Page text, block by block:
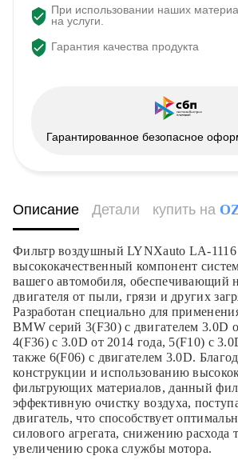
При использовании наших
на услуги.
Гарантия качества продукта
Гарантированное безопасное
Описание Детали купить на
Фильтр воздушный LYNXauto LA-
высококачественный компонент
вашего автомобиля, обеспечивающий
двигателя от пыли, грязи и других
Разработан специально для
BMW серий 3(F30) с двигателем 3.0D
4(F36) с 3.0D от 2014 года, 5(F10) с
также 6(F06) с двигателем 3.0D.
конструкции и использованию
фильтрующих материалов, данный
эффективную очистку воздуха,
двигатель, что способствует
силового агрегата, снижению расхода
увеличению срока службы мотора.